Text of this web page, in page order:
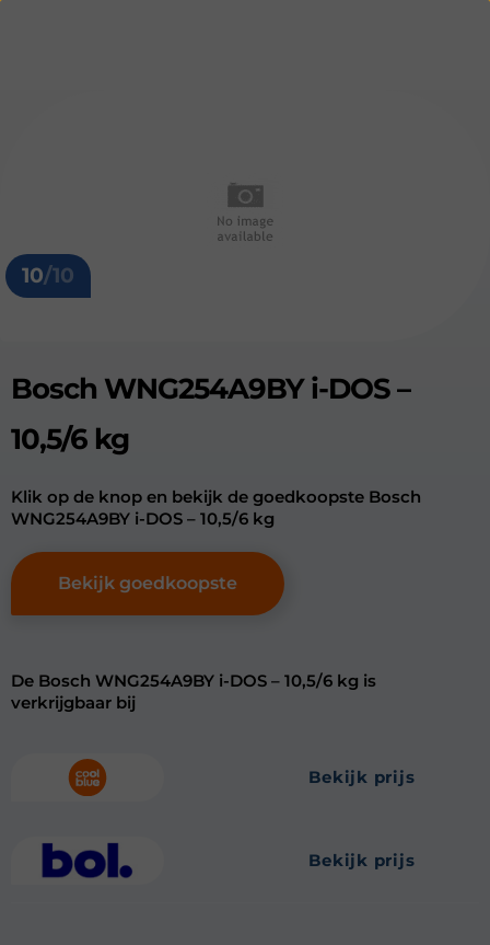
10/10
Bosch WNG254A9BY i-DOS –
10,5/6 kg
Klik op de knop en bekijk de goedkoopste Bosch
WNG254A9BY i-DOS – 10,5/6 kg
Bekijk goedkoopste
De Bosch WNG254A9BY i-DOS – 10,5/6 kg is
verkrijgbaar bij
bekijk prijs
bekijk prijs